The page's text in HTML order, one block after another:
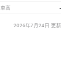
車高 -
2026年7月24日 更新